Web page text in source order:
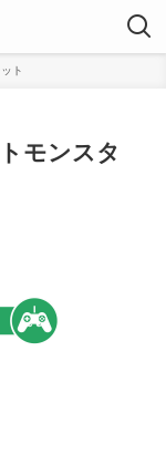
ト
モンスタ